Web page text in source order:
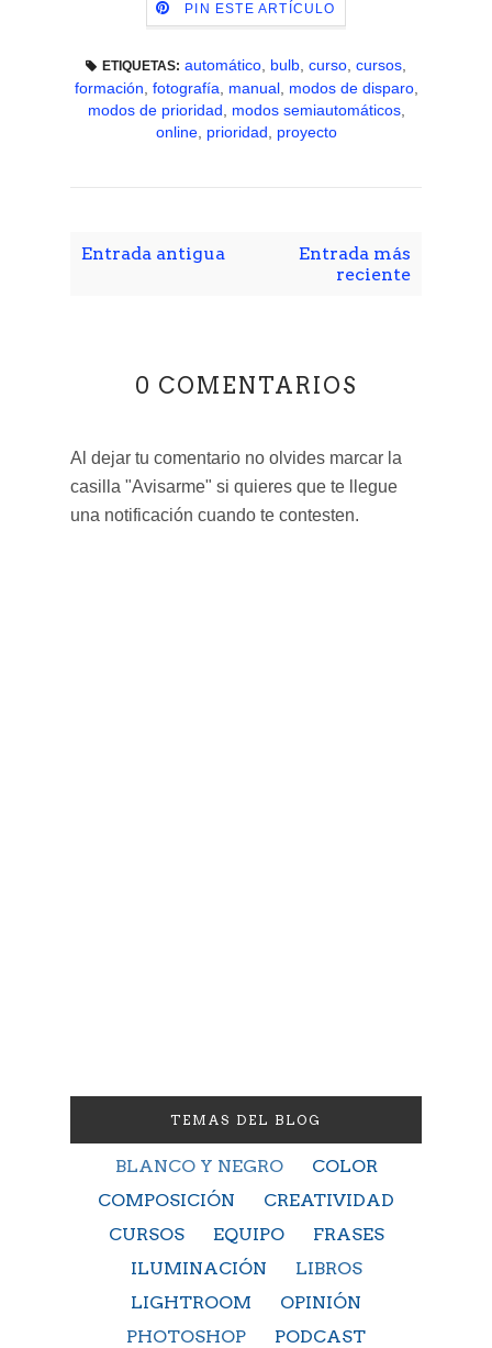
PIN ESTE ARTÍCULO
ETIQUETAS: automático bulb curso cursos
formación fotografía manual, modos de disparo,
modos de prioridad
modos semiautomáticos,
online, prioridad proyecto
Entrada más
reciente
Entrada antigua
0 COMENTARIOS
Al dejar tu comentario no olvides marcar la
casilla "Avisarme" si quieres que te llegue
una notificación cuando te contesten.
TEMAS DEL BLOG
BLANCO Y NEGRO
COLOR
COMPOSICIÓN
CREATIVIDAD
CURSOS
EQUIPO
FRASES
ILUMINACIÓN
LIBROS
LIGHTROOM
OPINIÓN
PHOTOSHOP
PODCAST